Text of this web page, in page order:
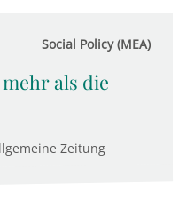
Social Policy (MEA)
als die
Zeitung